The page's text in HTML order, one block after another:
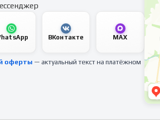
ВКонтакте MAX
оферты — актуальный текст на платёжном